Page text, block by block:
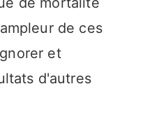
de ces
et
d'autres